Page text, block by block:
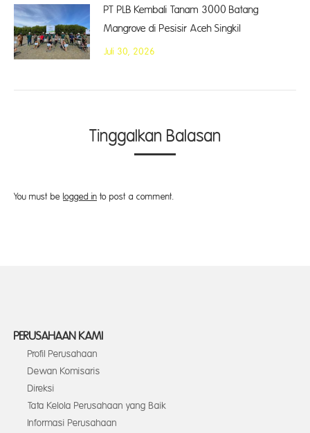
PT PLB Kembali Tanam 3000 Batang
Mangrove di Pesisir Aceh Singkil
Juli 30, 2026
Tinggalkan Balasan
You must be logged in to post a comment.
PERUSAHAAN KAMI
Profil Perusahaan
Dewan Komisaris
Direksi
Tata Kelola Perusahaan yang Baik
Informasi Perusahaan